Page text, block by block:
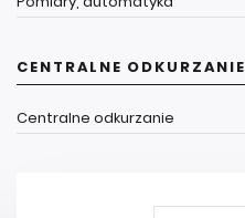
CENTRALNE ODKURZANIE
Centralne odkurzanie